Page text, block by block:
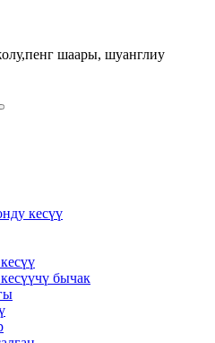
шаары, шуанглиу
кесүү
бычак